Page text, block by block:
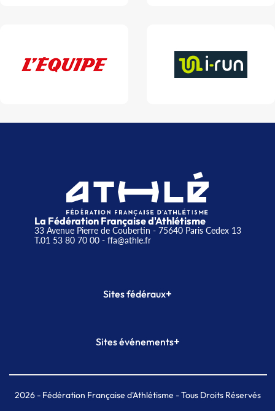
La Fédération Française d'Athlétisme
33 Avenue Pierre de Coubertin - 75640 Paris Cedex 13
T.01 53 80 70 00- ffa@athle.fr
Sites fédéraux+
Plateforme Formation
Sites événements+
Meeting de Paris indoor
MAIF Ekiden de Paris
2026- Fédération Française d'Athlétisme - Tous Droits Réservés